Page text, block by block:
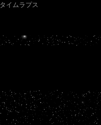
タイムラプス